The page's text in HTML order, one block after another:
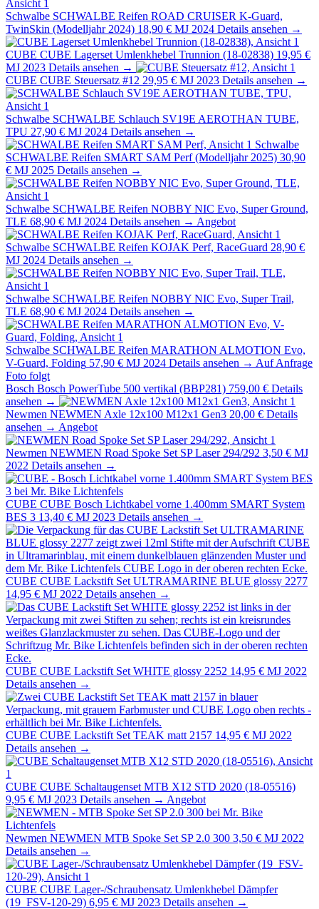
Schwalbe SCHWALBE Reifen ROAD CRUISER K-Guard,
TwinSkin (Modelljahr 2024) 18,90 € MJ 2024 Details ansehen →
CUBE CUBE Lagerset Umlenkhebel Trunnion (18-02838) 19,95 €
MJ 2023 Details ansehen →
CUBE CUBE Steuersatz #12 29,95 € MJ 2023 Details ansehen →
Schwalbe SCHWALBE Schlauch SV19E AEROTHAN TUBE,
TPU 27,90 € MJ 2024 Details ansehen →
Schwalbe
SCHWALBE Reifen SMART SAM Perf (Modelljahr 2025) 30,90
€ MJ 2025 Details ansehen →
Schwalbe SCHWALBE Reifen NOBBY NIC Evo, Super Ground,
TLE 68,90 € MJ 2024 Details ansehen → Angebot
Schwalbe SCHWALBE Reifen KOJAK Perf, RaceGuard 28,90 €
MJ 2024 Details ansehen →
Schwalbe SCHWALBE Reifen NOBBY NIC Evo, Super Trail,
TLE 68,90 € MJ 2024 Details ansehen →
Schwalbe SCHWALBE Reifen MARATHON ALMOTION Evo,
V-Guard, Folding 57,90 € MJ 2024 Details ansehen → Auf Anfrage
Foto folgt
Bosch Bosch PowerTube 500 vertikal (BBP281) 759,00 € Details
ansehen →
Newmen NEWMEN Axle 12x100 M12x1 Gen3 20,00 € Details
ansehen → Angebot
Newmen NEWMEN Road Spoke Set SP Laser 294/292 3,50 € MJ
2022 Details ansehen →
CUBE CUBE Bosch Lichtkabel vorne 1.400mm SMART System
BES 3 13,40 € MJ 2023 Details ansehen →
CUBE CUBE Lackstift Set ULTRAMARINE BLUE glossy 2277
14,95 € MJ 2022 Details ansehen →
CUBE CUBE Lackstift Set WHITE glossy 2252 14,95 € MJ 2022
Details ansehen →
CUBE CUBE Lackstift Set TEAK matt 2157 14,95 € MJ 2022
Details ansehen →
CUBE CUBE Schaltaugenset MTB X12 STD 2020 (18-05516)
9,95 € MJ 2023 Details ansehen → Angebot
Newmen NEWMEN MTB Spoke Set SP 2.0 300 3,50 € MJ 2022
Details ansehen →
CUBE CUBE Lager-/Schraubensatz Umlenkhebel Dämpfer
(19_FSV-120-29) 6,95 € MJ 2023 Details ansehen →